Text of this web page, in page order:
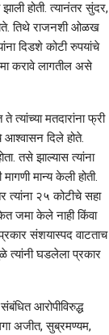
होती. त्यानंतर सुंदर,
तिथे राजनशी ओळख
दिडशे कोटी रुपयांचे
करावे लागतील असे
मतदारांना फ्री
आश्‍वासन दिले होते.
तसे झाल्यास त्यांना
मान्य केली होती.
त्यांना २५ कोटीचे सहा
जमा केले नाही किंवा
संशयास्पद वाटताच
त्यांनी घडलेला प्रकार
आरोपीविरुद्ध
अजीत, सुब्रमण्यम,